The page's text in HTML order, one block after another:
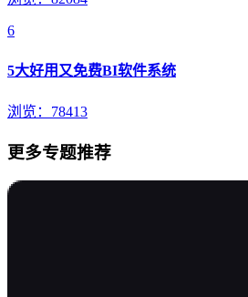
6
5大好用又免费BI软件系统
浏览：78413
更多专题推荐